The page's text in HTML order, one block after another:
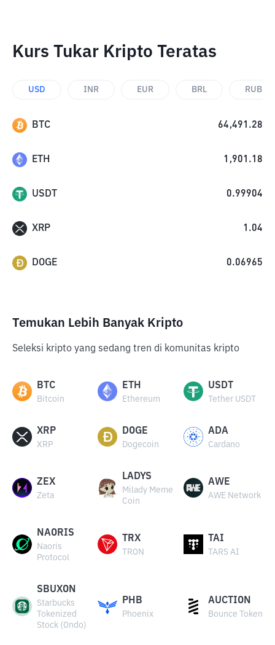
Kurs Tukar Kripto Teratas
USD INR EUR BRL RUB
BTC 64,491.28
ETH 1,901.18
USDT 0.99904
XRP 1.04
DOGE 0.06965
Temukan Lebih Banyak Kripto
Seleksi kripto yang sedang tren di komunitas kripto
BTC
Bitcoin
ETH
Ethereum
USDT
Tether USDT
XRP
XRP
DOGE
Dogecoin
ADA
Cardano
ZEX
Zeta
LADYS
Milady Meme
Coin
AWE
AWE Network
NAORIS
Naoris
Protocol
TRX
TRON
TAI
TARS AI
SBUXON
Starbucks
Tokenized
Stock (Ondo)
PHB
Phoenix
AUCTION
Bounce Token